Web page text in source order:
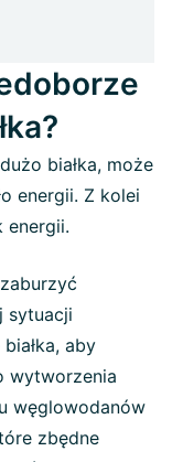
białka, może
energii. Z kolei
energii.
sytuacji
aby
wytworzenia
węglowodanów
zbędne